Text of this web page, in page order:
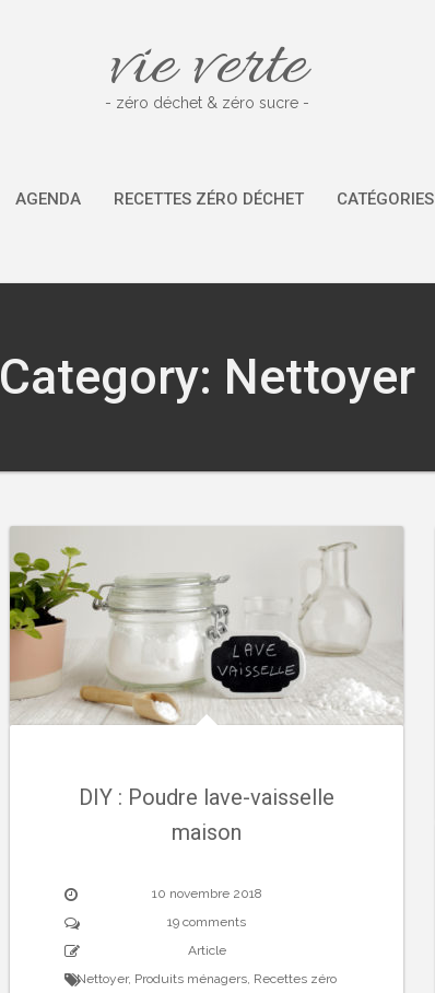
vie verte
- zéro déchet & zéro sucre -
AGENDA RECETTES ZÉRO DÉCHET CATÉGORIES
Category: Nettoyer
DIY : Poudre lave-vaisselle
maison
10 novembre 2018
19 comments
Article
Nettoyer, Produits ménagers, Recettes zéro